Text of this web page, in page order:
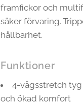
framfickor och
säker förvaring.
hållbarhet.
Funktioner
4-vägsstretch
och ökad komfort